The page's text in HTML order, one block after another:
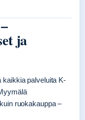
ja
kaikkia palveluita K-
ruokakauppa –